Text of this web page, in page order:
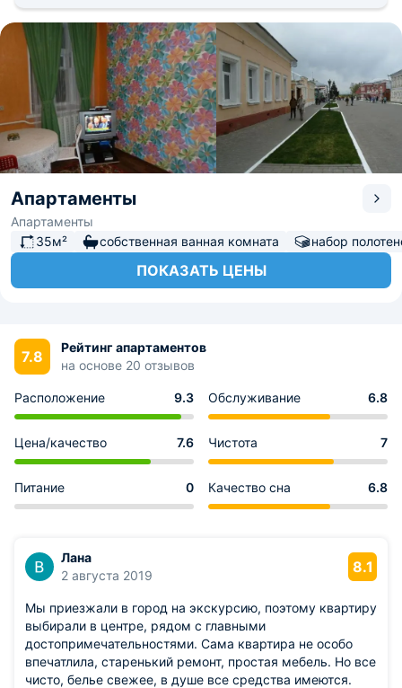
возможность покататься на лыжах. В шаговой
доступности расположен краеведческий музей.
Расстояние до аэропорта Домодедово (Москва)
составляет около 79 км, до ж/д вокзала - менее 5 км.
Апартаменты
Апартаменты
35м²
собственная ванная комната набор
ПОКАЗАТЬ ЦЕНЫ
7.8
Рейтинг апартаментов
на основе 20 отзывов
Расположение 9.3 Обслуживание 6.8
Цена/качество 7.6 Чистота 7
Питание 0 Качество сна 6.8
Лана
2 августа 2019
8.1
Мы приезжали в город на экскурсию, поэтому квартиру
выбирали в центре, рядом с главными
достопримечательностями. Сама квартира не особо
впечатлила, старенький ремонт, простая мебель. Но все
чисто, белье свежее, в душе все средства имеются.